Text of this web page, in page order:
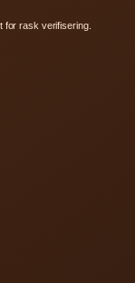
for rask verifisering.